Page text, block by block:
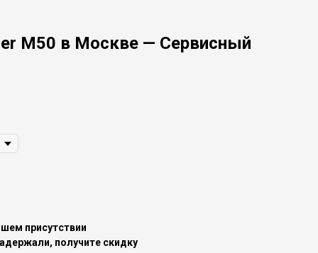
M50 в Москве — Сервисный
присутствии
получите скидку